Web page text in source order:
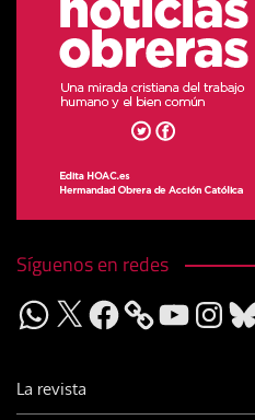
Síguenos en redes
WhatsApp
X Facebook YouTube
La revista